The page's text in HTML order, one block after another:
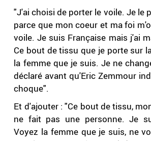
"J'ai choisi de porter le voile. Je le
parce que mon coeur et ma foi
voile. Je suis Française mais j'ai
Ce bout de tissu que je porte sur
la femme que je suis. Je ne
déclaré avant qu'Eric Zemmour
choque".
Et d'ajouter : "Ce bout de tissu,
ne fait pas une personne. Je
Voyez la femme que je suis, ne